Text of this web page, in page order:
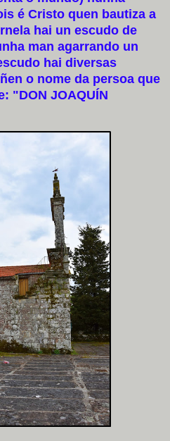
é Cristo quen bautiza a
hai un escudo de
man agarrando un
hai diversas
o nome da persoa que
"DON JOAQUÍN